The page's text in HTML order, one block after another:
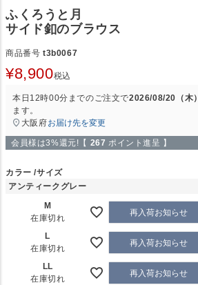
ふくろうと月
サイド釦のブラウス
商品番号 t3b0067
¥8,900税込
本日 12時00分 までのご注文で2026/08/20（木）
ます。
大阪府お届け先を変更
会員様は3%還元!【 267 ポイント進呈 】
カラー サイズ
アンティークグレー
M
在庫切れ
再入荷お知らせ
L
在庫切れ
再入荷お知らせ
LL
在庫切れ
再入荷お知らせ